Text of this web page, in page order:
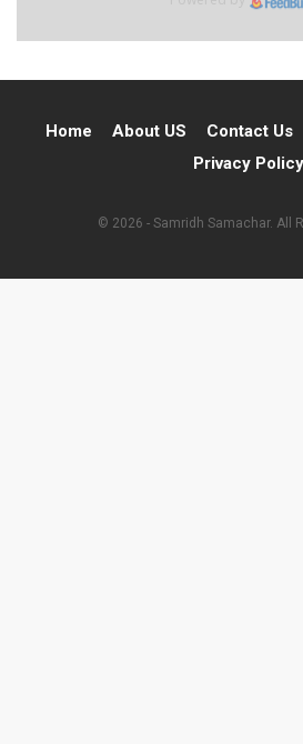
Home About US Contact Us
Privacy Policy
© 2026 - Samridh Samachar. All